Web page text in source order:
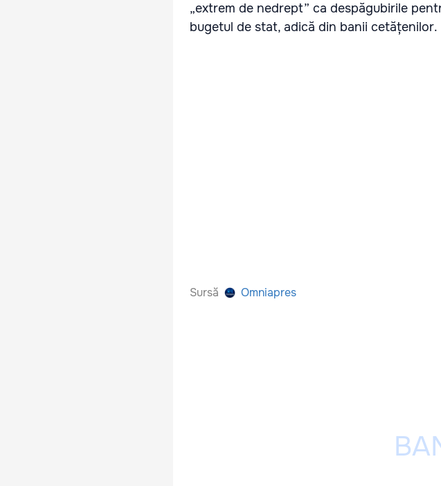
„extrem de nedrept” ca despăgubirile
bugetul de stat, adică din banii cetățenilor.
Sursă Omniapres